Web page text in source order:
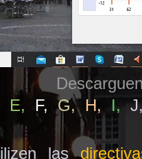
E, F, G, H, I, J
las